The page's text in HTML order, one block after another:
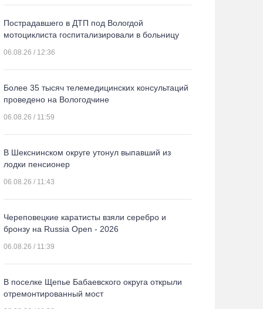
Пострадавшего в ДТП под Вологдой
мотоциклиста госпитализировали в больницу
06.08.26 / 12:36
Более 35 тысяч телемедицинских консультаций
проведено на Вологодчине
06.08.26 / 11:59
В Шекснинском округе утонул выпавший из
лодки пенсионер
06.08.26 / 11:43
Череповецкие каратисты взяли серебро и
бронзу на Russia Open - 2026
06.08.26 / 11:39
В поселке Щепье Бабаевского округа открыли
отремонтированный мост